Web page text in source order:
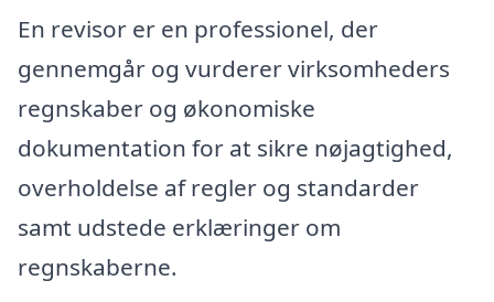
En revisor er en professionel, der
gennemgår og vurderer virksomheders
regnskaber og økonomiske
dokumentation for at sikre nøjagtighed,
overholdelse af regler og standarder
samt udstede erklæringer om
regnskaberne.